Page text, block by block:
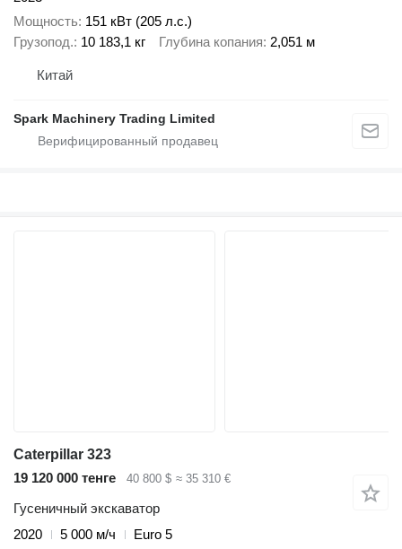
Мощность 151 кВт (205 л.с.)
Грузопод. 10 183,1 кг Глубина копания 2,051 м
Китай
Spark Machinery Trading Limited
Caterpillar 323
19 120 000 тенге
40 800 $ ≈ 35 310 €
Гусеничный экскаватор
2020
5 000 м/ч Euro 5